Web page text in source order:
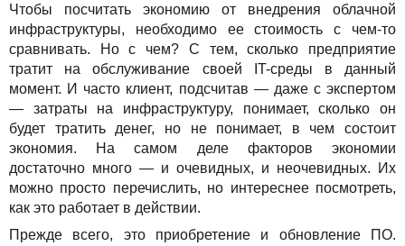
Чтобы посчитать экономию от внедрения облачной
инфраструктуры, необходимо ее стоимость с чем-то
сравнивать. Но с чем? С тем, сколько предприятие
тратит на обслуживание своей IT-среды в данный
момент. И часто клиент, подсчитав — даже с экспертом
— затраты на инфраструктуру, понимает, сколько он
будет тратить денег, но не понимает, в чем состоит
экономия. На самом деле факторов экономии
достаточно много — и очевидных, и неочевидных. Их
можно просто перечислить, но интереснее посмотреть,
как это работает в действии.
Прежде всего, это приобретение и обновление ПО.